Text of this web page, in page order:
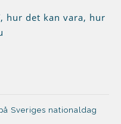
hur det kan vara, hur
Sveriges nationaldag